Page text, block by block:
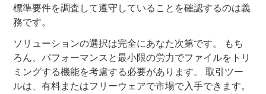
標準要件を調査して遵守していることを確認するのは義
務です。
ソリューションの選択は完全にあなた次第です。 もち
ろん、パフォーマンスと最小限の労力でファイルをトリ
ミングする機能を考慮する必要があります。 取引ツー
ルは、有料またはフリーウェアで市場で入手できます。